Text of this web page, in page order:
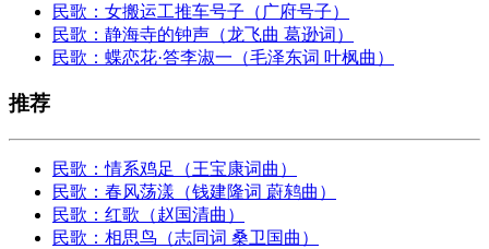
民歌：女搬运工推车号子（广府号子）
民歌：静海寺的钟声（龙飞曲 葛逊词）
民歌：蝶恋花·答李淑一（毛泽东词 叶枫曲）
推荐
民歌：情系鸡足（王宝康词曲）
民歌：春风荡漾（钱建隆词 蔚鸫曲）
民歌：红歌（赵国清曲）
民歌：相思鸟（志同词 桑卫国曲）